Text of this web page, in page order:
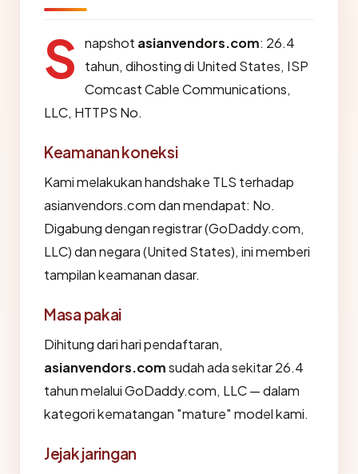
S napshot asianvendors.com: 26.4
tahun, dihosting di United States, ISP
Comcast Cable Communications,
LLC, HTTPS No.
Keamanan koneksi
Kami melakukan handshake TLS terhadap
asianvendors.com dan mendapat: No.
Digabung dengan registrar (GoDaddy.com,
LLC) dan negara (United States), ini memberi
tampilan keamanan dasar.
Masa pakai
Dihitung dari hari pendaftaran,
asianvendors.comsudah ada sekitar 26.4
tahun melalui GoDaddy.com, LLC — dalam
kategori kematangan "mature" model kami.
Jejak jaringan